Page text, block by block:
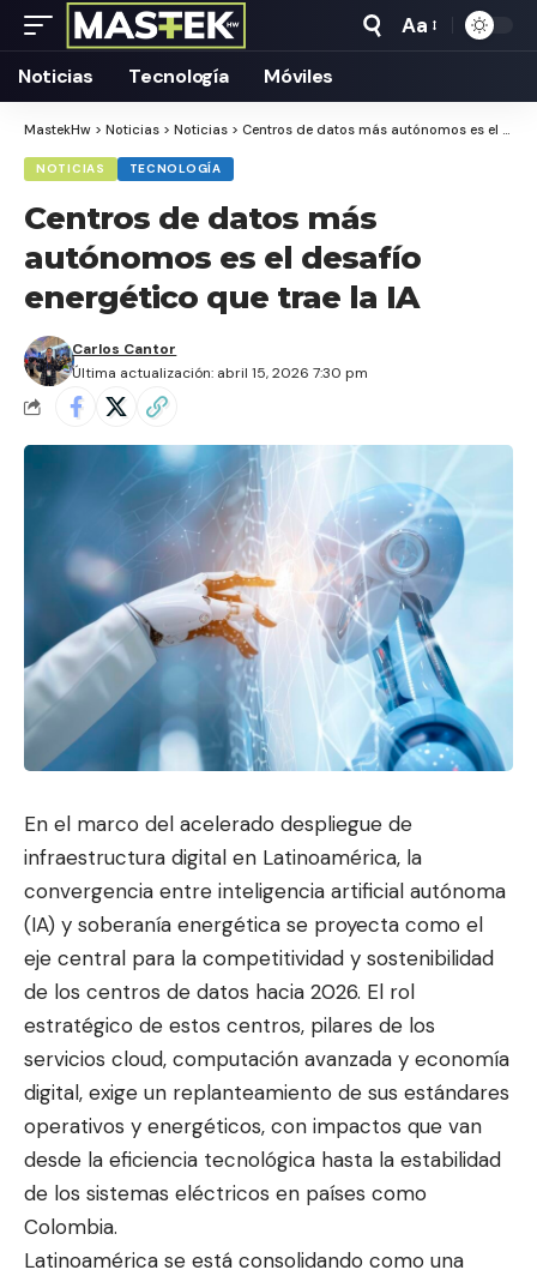
Tamaño
Aa
Noticias Tecnología Móviles
MastekHw > Noticias > Noticias > Centros de datos más autónomos es el desafío energético que trae la IA
NOTICIAS TECNOLOGÍA
Centros de datos más
autónomos es el desafío
energético que trae la IA
Última actualización: abril 15, 2026 7:30 pm
Carlos Cantor
En el marco del acelerado despliegue de
infraestructura digital en Latinoamérica, la
convergencia entre inteligencia artificial autónoma
(IA) y soberanía energética se proyecta como el
eje central para la competitividad y sostenibilidad
de los centros de datos hacia 2026. El rol
estratégico de estos centros, pilares de los
servicios cloud, computación avanzada y economía
digital, exige un replanteamiento de sus estándares
operativos y energéticos, con impactos que van
desde la eficiencia tecnológica hasta la estabilidad
de los sistemas eléctricos en países como
Colombia.
Latinoamérica se está consolidando como una